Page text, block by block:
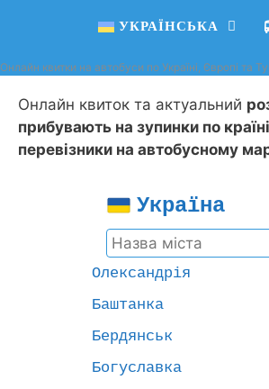
УКРАЇНСЬКА
Онлайн квитки на автобуси по Україні, Європі та
Онлайн квиток та актуальний
прибувають на зупинки по
перевізники на автобусному
Україна
Олександрія
Баштанка
Бердянськ
Богуславка